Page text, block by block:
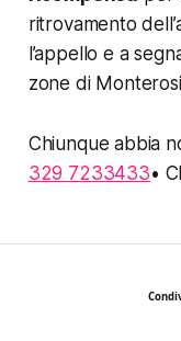
ritrovamento
l’appello e a
zone di
Chiunque abbia
329 7233433•